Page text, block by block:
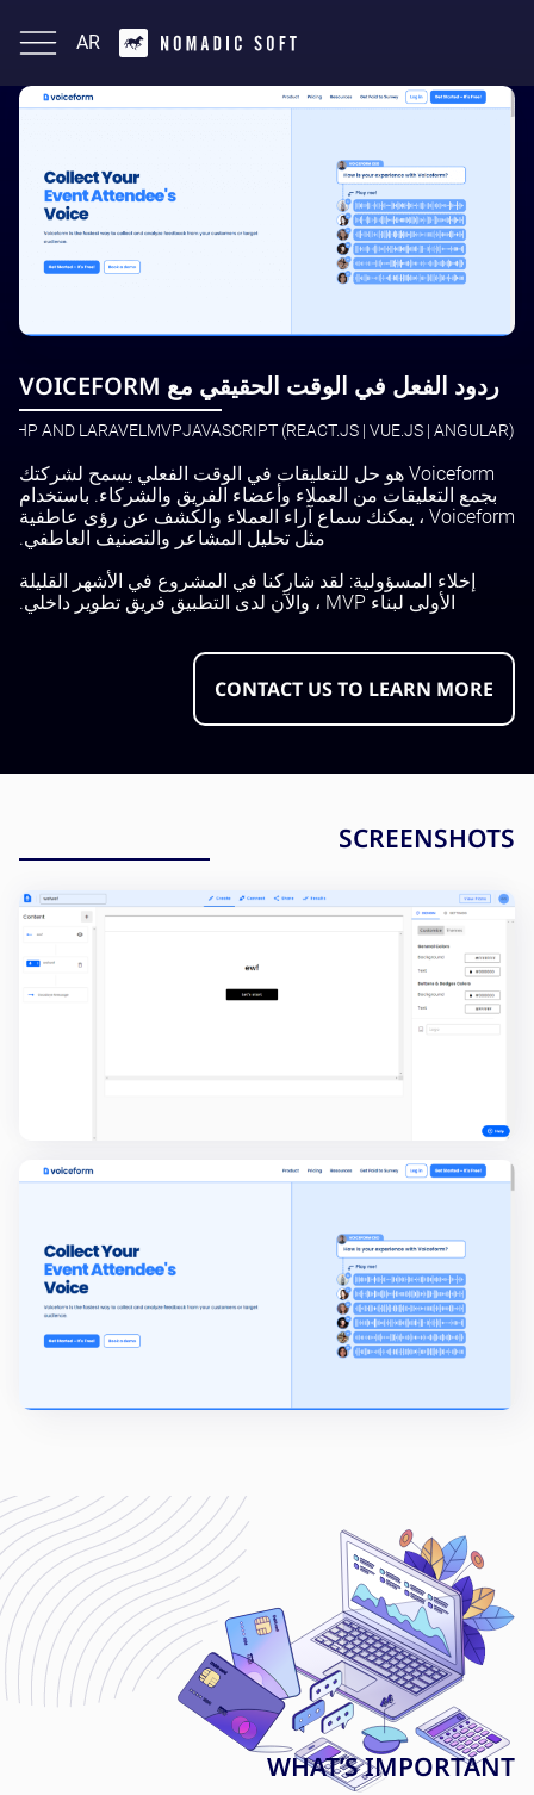
AR
English
ردود الفعل في الوقت الحقيقي مع VOICEFORM
JAVASCRIPT (REACT.JS | VUE.JS | ANGULAR)
MVP
PHP AND LARAVEL
Voiceform هو حل للتعليقات في الوقت الفعلي يسمح لشركتك
بجمع التعليقات من العملاء وأعضاء الفريق والشركاء. باستخدام
Voiceform ، يمكنك سماع آراء العملاء والكشف عن رؤى عاطفية
مثل تحليل المشاعر والتصنيف العاطفي.
إخلاء المسؤولية: لقد شاركنا في المشروع في الأشهر القليلة
الأولى لبناء MVP ، والآن لدى التطبيق فريق تطوير داخلي.
CONTACT US TO LEARN MORE
SCREENSHOTS
WHAT’S IMPORTANT